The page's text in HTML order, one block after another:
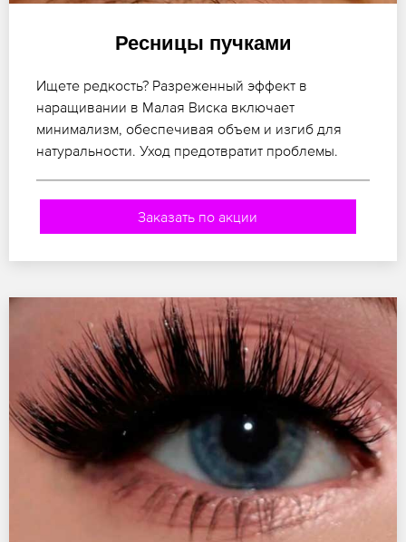
Ресницы пучками
Ищете редкость? Разреженный эффект в
наращивании в Малая Виска включает
минимализм, обеспечивая объем и изгиб для
натуральности. Уход предотвратит проблемы.
Заказать по акции